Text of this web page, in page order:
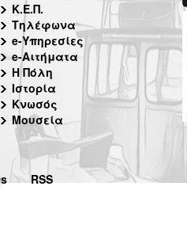
Κ.Ε.Π.
Τηλέφωνα
e-Υπηρεσίες
e-Αιτήματα
Η Πόλη
Ιστορία
Κνωσός
Μουσεία
RSS